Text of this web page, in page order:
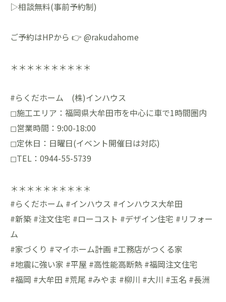
▷相談無料(事前予約制)
ご予約はHPから 👉 @rakudahome
＊＊＊＊＊＊＊＊＊＊
#らくだホーム (株)インハウス
◻︎施工エリア：福岡県大牟田市を中心に車で1時間圏内
◻︎営業時間：9:00-18:00
◻︎定休日：日曜日(イベント開催日は対応)
◻︎TEL：0944-55-5739
＊＊＊＊＊＊＊＊＊＊
#らくだホーム #インハウス #インハウス大牟田
#新築 #注文住宅 #ローコスト #デザイン住宅 #リフォー
ム
#家づくり #マイホーム計画 #工務店がつくる家
#地震に強い家 #平屋 #高性能高断熱 #福岡注文住宅
#福岡 #大牟田 #荒尾 #みやま #柳川 #大川 #玉名 #長洲